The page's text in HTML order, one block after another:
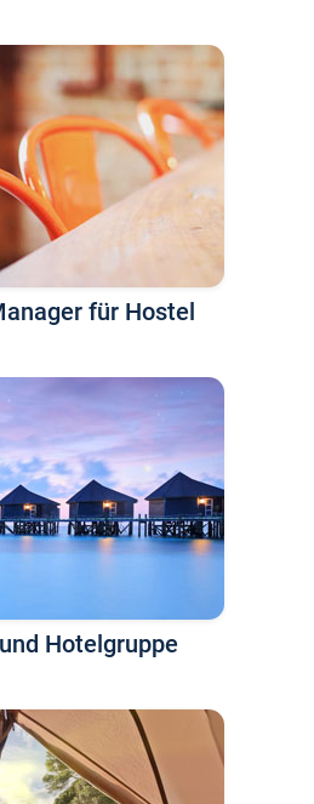
für Hostel
Hotelgruppe